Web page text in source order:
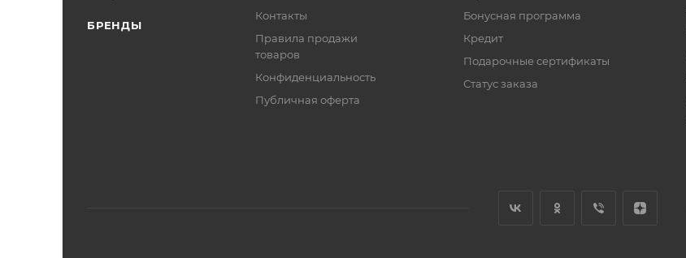
БРЕНДЫ
Контакты
Правила продажи
товаров
Конфиденциальность
Публичная оферта
Бонусная программа
Кредит
Подарочные сертификаты
Статус заказа